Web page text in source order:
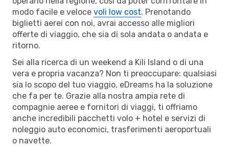
modo facile e veloce voli low cost. Prenotando
biglietti aerei con noi, avrai accesso alle migliori
offerte di viaggio, che sia di sola andata o andata e
ritorno.
Sei alla ricerca di un weekend a Kili Island o di una
vera e propria vacanza? Non ti preoccupare: qualsiasi
sia lo scopo del tuo viaggio, eDreams ha la soluzione
che fa per te. Grazie alla nostra ampia rete di
compagnie aeree e fornitori di viaggi, ti offriamo
anche incredibili pacchetti volo + hotel e servizi di
noleggio auto economici, trasferimenti aeroportuali
o navette.